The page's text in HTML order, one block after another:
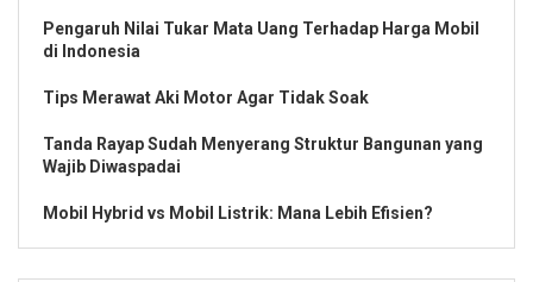
Pengaruh Nilai Tukar Mata Uang Terhadap Harga Mobil
di Indonesia
Tips Merawat Aki Motor Agar Tidak Soak
Tanda Rayap Sudah Menyerang Struktur Bangunan yang
Wajib Diwaspadai
Mobil Hybrid vs Mobil Listrik: Mana Lebih Efisien?